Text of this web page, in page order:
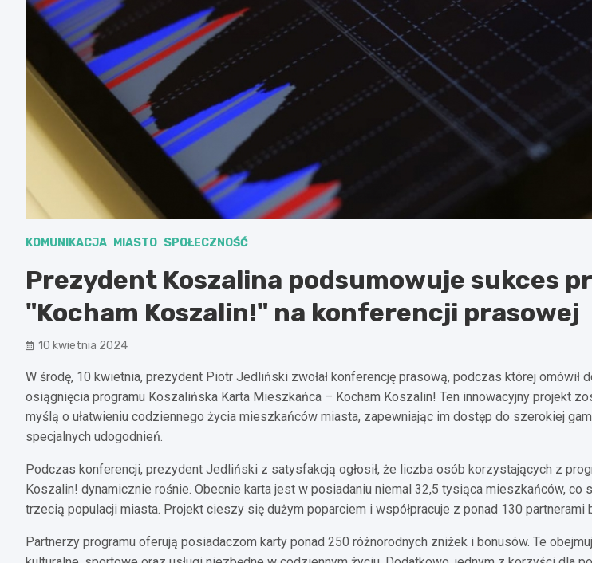
KOMUNIKACJA MIASTO SPOŁECZNOŚĆ
Prezydent Koszalina podsumowuje sukces
"Kocham Koszalin!" na konferencji prasowej
10 kwietnia 2024
W środę, 10 kwietnia, prezydent Piotr Jedliński zwołał konferencję prasową, podczas której omówił
osiągnięcia programu Koszalińska Karta Mieszkańca – Kocham Koszalin! Ten innowacyjny projekt
myślą o ułatwieniu codziennego życia mieszkańców miasta, zapewniając im dostęp do szerokiej
specjalnych udogodnień.
Podczas konferencji, prezydent Jedliński z satysfakcją ogłosił, że liczba osób korzystających z
Koszalin! dynamicznie rośnie. Obecnie karta jest w posiadaniu niemal 32,5 tysiąca mieszkańców, co
trzecią populacji miasta. Projekt cieszy się dużym poparciem i współpracuje z ponad 130 partnerami
Partnerzy programu oferują posiadaczom karty ponad 250 różnorodnych zniżek i bonusów. Te